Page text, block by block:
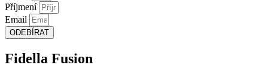
Příjmení
Email
ODEBÍRAT
Fidella Fusion